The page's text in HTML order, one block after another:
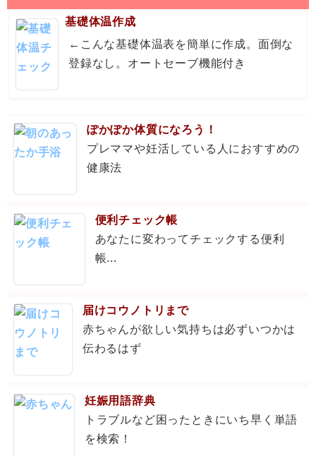
基礎体温作成
←こんな基礎体温表を簡単に作成。面倒な
登録なし。オートセーブ機能付き
ぽかぽか体質になろう！
プレママや妊活している人におすすめの
健康法
便利チェック帳
あなたに変わってチェックする便利
帳...
届けコウノトリまで
赤ちゃんが欲しい気持ちは必ずいつかは
伝わるはず
妊娠用語辞典
トラブルなど困ったときにいち早く単語
を検索！